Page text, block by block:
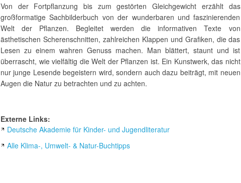
Von der Fortpflanzung bis zum gestörten Gleichgewicht erzählt das
großformatige Sachbilderbuch von der wunderbaren und faszinierenden
Welt der Pflanzen. Begleitet werden die informativen Texte von
ästhetischen Scherenschnitten, zahlreichen Klappen und Grafiken, die das
Lesen zu einem wahren Genuss machen. Man blättert, staunt und ist
überrascht, wie vielfältig die Welt der Pflanzen ist. Ein Kunstwerk, das nicht
nur junge Lesende begeistern wird, sondern auch dazu beiträgt, mit neuen
Augen die Natur zu betrachten und zu achten.
Externe Links:
Deutsche Akademie für Kinder- und Jugendliteratur
Alle Klima-, Umwelt- & Natur-Buchtipps